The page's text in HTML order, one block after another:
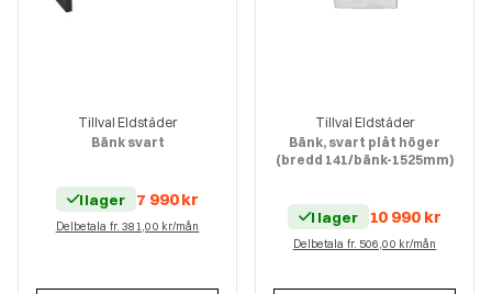
Tillval Eldstäder
Bänk svart
I lager 7 990kr
Delbetala fr. 381,00 kr/mån
Tillval Eldstäder
Bänk, svart plåt höger
(bredd 141/bänk-1525mm)
I lager 10 990 kr
Delbetala fr. 506,00 kr/mån